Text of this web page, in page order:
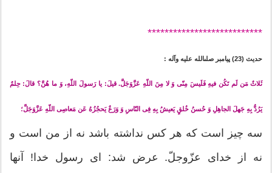
********************
*******
حدیث (23) پيامبر صلى‏الله‏ عليه‏ و‏آله :
ثَلاثٌ مَن لَم تَكُن فيهِ فَلَيسَ مِنّى وَ لا مِنَ اللّه‏ِ عَزَّوَجَلَّ. قيلَ: يا رَسولَ اللّه‏ِ، وَ ما هُنَّ؟ قالَ: حِلمٌ
يَرُدُّ بِهِ جَهلَ الجاهِلِ وَ حُسنُ خُلقٍ يَعيشُ بِهِ فِى النّاسِ وَ وَرَعٌ يَحجُزُهُ عَن مَعاصِى اللّه‏ِ عَزَّوَجَلَّ؛
سه چيز است كه هر كس نداشته باشد نه از من است و
نه از خداى عزّوجلّ. عرض شد: اى رسول خدا! آنها